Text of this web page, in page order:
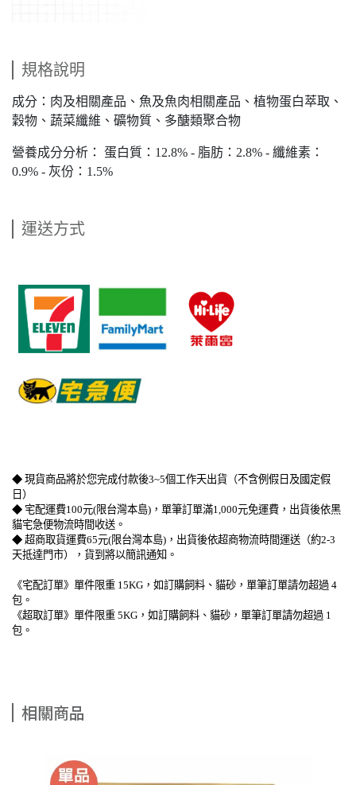
規格說明
成分：肉及相關產品、魚及魚肉相關產品、植物蛋白萃取、
穀物、蔬菜纖維、礦物質、多醣類聚合物
營養成分分析： 蛋白質：12.8% - 脂肪：2.8% - 纖維素：
0.9% - 灰份：1.5%
運送方式
◆ 現貨商品將於您完成付款後3~5個工作天出貨（不含例假日及國定假
日）
◆ 宅配運費100元(限台灣本島)，單筆訂單滿1,000元免運費，出貨後依黑
貓宅急便物流時間收送。
◆ 超商取貨運費65元(限台灣本島)，出貨後依超商物流時間運送（約2-3
天抵達門市），貨到將以簡訊通知。
《宅配訂單》單件限重 15KG，如訂購飼料、貓砂，單筆訂單請勿超過 4
包。
《超取訂單》單件限重 5KG，如訂購飼料、貓砂，單筆訂單請勿超過 1
包。
相關商品